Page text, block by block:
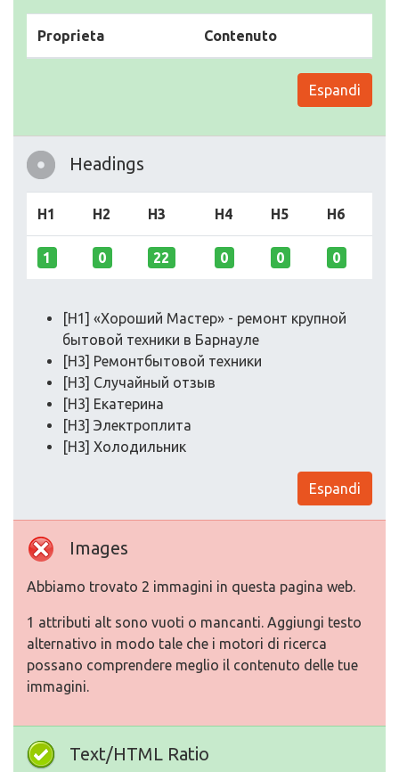
Proprieta Contenuto
Espandi
Headings
H1 H2 H3 H4 H5 H6
1 0 22 0 0 0
[H1] «Хороший Мастер» - ремонт крупной
бытовой техники в Барнауле
[H3] Ремонтбытовой техники
[H3] Случайный отзыв
[H3] Екатерина
[H3] Электроплита
[H3] Холодильник
Espandi
Images
Abbiamo trovato 2 immagini in questa pagina web.
1 attributi alt sono vuoti o mancanti. Aggiungi testo
alternativo in modo tale che i motori di ricerca
possano comprendere meglio il contenuto delle tue
immagini.
Text/HTML Ratio